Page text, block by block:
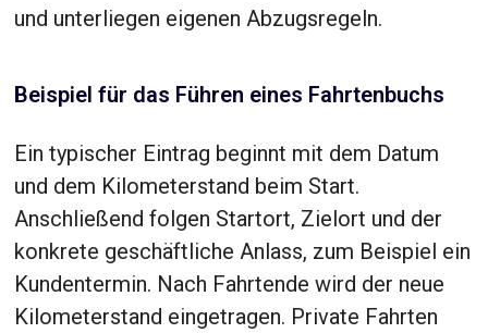
und unterliegen eigenen Abzugsregeln.
Beispiel für das Führen eines Fahrtenbuchs
Ein typischer Eintrag beginnt mit dem Datum
und dem Kilometerstand beim Start.
Anschließend folgen Startort, Zielort und der
konkrete geschäftliche Anlass, zum Beispiel ein
Kundentermin. Nach Fahrtende wird der neue
Kilometerstand eingetragen. Private Fahrten